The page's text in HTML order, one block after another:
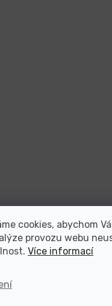
cookies, abychom
provozu webu
Více informací